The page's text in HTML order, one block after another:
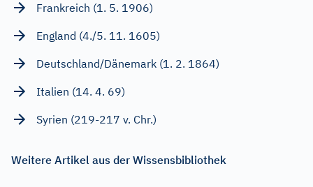
Frankreich (1. 5. 1906)
England (4./5. 11. 1605)
Deutschland/Dänemark (1. 2. 1864)
Italien (14. 4. 69)
Syrien (219-217 v. Chr.)
Weitere Artikel aus der Wissensbibliothek